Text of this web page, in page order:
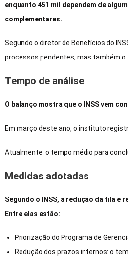
enquanto 451 mil dependem de
complementares.
Segundo o diretor de Benefícios do
processos pendentes, mas também o
Tempo de análise
O balanço mostra que o INSS vem
Em março deste ano, o instituto
Atualmente, o tempo médio para
Medidas adotadas
Segundo o INSS, a redução da fila é
Entre elas estão:
Priorização do Programa de
Redução dos prazos internos: o